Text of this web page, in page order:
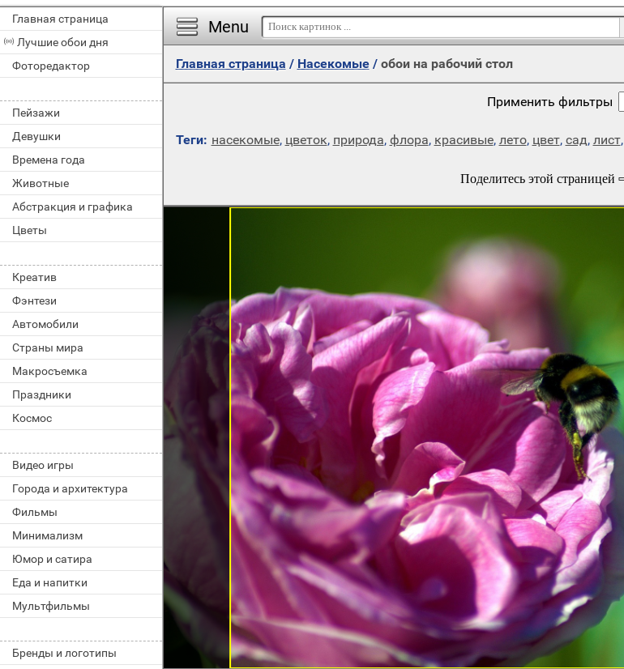
Главная страница
Лучшие обои дня
Фоторедактор
Пейзажи
Девушки
Времена года
Животные
Абстракция и графика
Цветы
Креатив
Фэнтези
Автомобили
Страны мира
Макросъемка
Праздники
Космос
Видео игры
Города и архитектура
Фильмы
Минимализм
Юмор и сатира
Еда и напитки
Мультфильмы
Бренды и логотипы
Menu
Главная страница / Насекомые/ обои на рабочий стол
Применить фильтры
Теги: насекомые, цветок, природа, флора, красивые, лето, цвет, сад, лист,